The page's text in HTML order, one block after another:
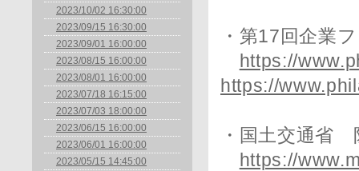
2023/10/02 16:30:00
2023/09/15 16:30:00
2023/09/01 16:00:00
2023/08/15 16:00:00
2023/08/01 16:00:00
2023/07/18 16:15:00
2023/07/03 18:00:00
2023/06/15 16:00:00
2023/06/01 16:00:00
2023/05/15 14:45:00
・第17回企業
https://
https://
・国土交通省
https://